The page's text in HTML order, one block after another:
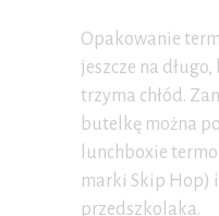
Opakowanie
jeszcze na
trzyma chłód.
butelkę można
lunchboxie
marki Skip Hop)
przedszkolaka.